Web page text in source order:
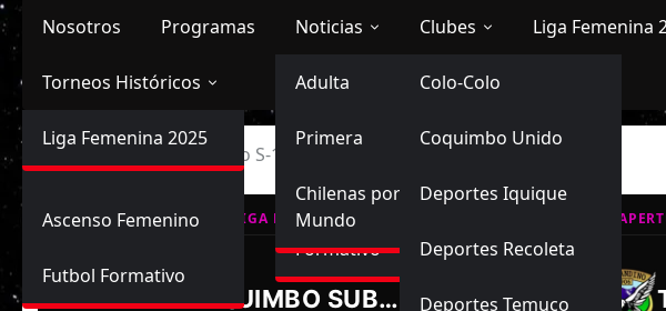
Nosotros Programas Noticias
Selección Chilena
Adulta
Sub-20
Sub-17
Futbol Nacional
Primera
Ascenso
Formativo
Futbol Internacional
Chilenas por el
Mundo
Clubes
Primera
Colo-Colo
Coquimbo Unido
Deportes Iquique
Deportes Recoleta
Deportes Temuco
Ascenso
Liga Femenina
Torneos Históricos
Primera División
Femenina
Liga Femenina 2025
Ascenso Femenino
Futbol Formativo
Inicio Coquimbo Unido S-16 vs Trasandino S-16
LIGA FEMENINA, CAMPEONATO FORMATIVO SUB-16
COQUIMBO SUB16 3